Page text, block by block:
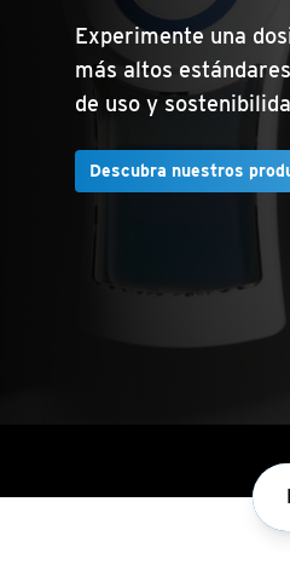
Experimente una
más altos
de uso y
Descubra nuestros